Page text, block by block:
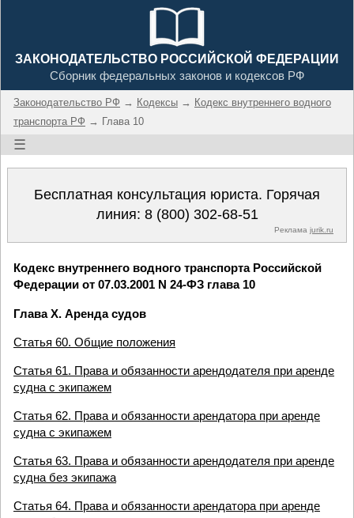
ЗАКОНОДАТЕЛЬСТВО РОССИЙСКОЙ ФЕДЕРАЦИИ
Сборник федеральных законов и кодексов РФ
Законодательство РФ → Кодексы → Кодекс внутреннего водного
транспорта РФ → Глава 10
☰
Бесплатная консультация юриста. Горячая
линия: 8 (800) 302-68-51
Реклама jurik.ru
Кодекс внутреннего водного транспорта Российской
Федерации от 07.03.2001 N 24-ФЗ глава 10
Глава X. Аренда судов
Статья 60. Общие положения
Статья 61. Права и обязанности арендодателя при аренде
судна с экипажем
Статья 62. Права и обязанности арендатора при аренде
судна с экипажем
Статья 63. Права и обязанности арендодателя при аренде
судна без экипажа
Статья 64. Права и обязанности арендатора при аренде